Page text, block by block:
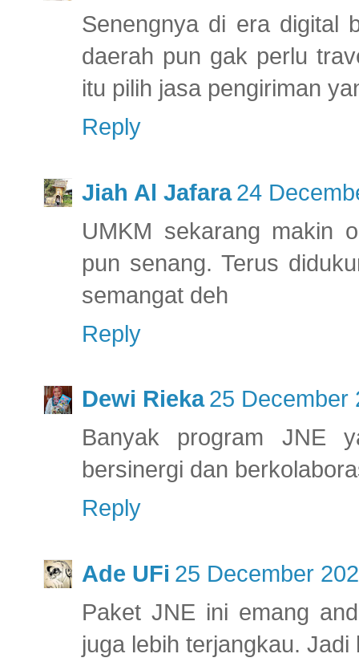
Senengnya di era digital
daerah pun gak perlu
itu pilih jasa pengiriman
Reply
Jiah Al Jafara 24
UMKM sekarang makin
pun senang. Terus
semangat deh
Reply
Dewi Rieka 25 December
Banyak program JNE
bersinergi dan
Reply
Ade UFi 25 December
Paket JNE ini emang
juga lebih terjangkau.